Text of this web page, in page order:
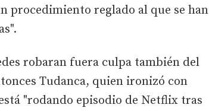
procedimiento reglado al que se han
robaran fuera culpa también del
Tudanca, quien ironizó con
"rodando episodio de Netflix tras